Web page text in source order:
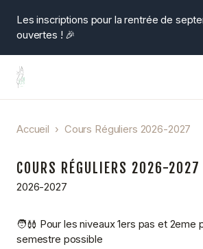
Les inscriptions pour la rentrée de
ouvertes ! 🎉
Accueil › Cours Réguliers 2026-2027
COURS RÉGULIERS 2026-2027
2026-2027
🧑‍🩰 Pour les niveaux 1ers pas et 2eme
semestre possible